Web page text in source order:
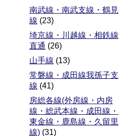
南武線・南武支線・鶴見
線 (23)
埼京線・川越線・相鉄線
直通 (26)
山手線 (13)
常磐線・成田線我孫子支
線 (41)
房総各線(外房線・内房
線・総武本線・成田線・
東金線・鹿島線・久留里
線) (31)